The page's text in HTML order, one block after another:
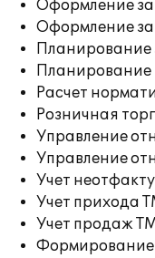
Оформление
Оформление
Планирование
Расчет
Розничная
Управление
Управление
Учет
Учет прихода
Учет продаж
Формирование